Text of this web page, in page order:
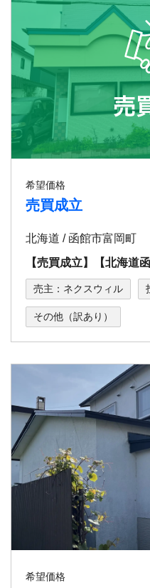
希望価格
売買成立
北海道 / 函館市富岡町
【売買成立】【北海道
売主：ネクスウィル
その他（訳あり）
希望価格